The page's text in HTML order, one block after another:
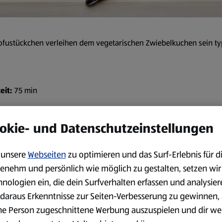
verleihen dem vegetarischen Zwiebelkuchen sein
75 min
Zubereitung
Salz, 60 g Butter und 1 Ei
einem warmen Ort 1 Stunde
Die Zwiebeln schälen,
würfeln und in 1 EL
Die Zwiebeln, den Kümmel
und Datenschutzeinstellungen
Webseitenzu optimieren und das Surf-Erlebnis für
und persönlich wie möglich zu gestalten, setzen wir
ein, die dein Surfverhalten erfassen und
Erkenntnisse zur Seiten-Verbesserung zu gewinnen,
Person zugeschnittene Werbung auszuspielen und dir